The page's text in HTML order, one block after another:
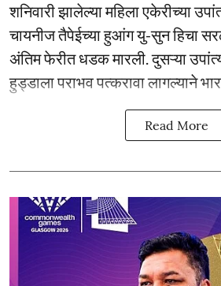
शनिवारी झालेल्या महिला एकेरीच्या
चायनीज तैपेईच्या हुआंग यु-सुन हिचा
अंतिम फेरीत धडक मारली. दुसऱ्या
हुड्डाला पराभव पत्करावा लागल्याने
Read More